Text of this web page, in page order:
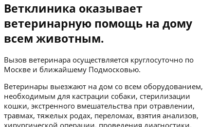
Ветклиника оказывает
ветеринарную помощь на дому
всем животным.
Вызов ветеринара осуществляется круглосуточно по
Москве и ближайшему Подмосковью.
Ветеринары выезжают на дом со всем оборудованием,
необходимым для кастрации собаки, стерилизации
кошки, экстренного вмешательства при отравлении,
травмах, тяжелых родах, переломах, взятия анализов,